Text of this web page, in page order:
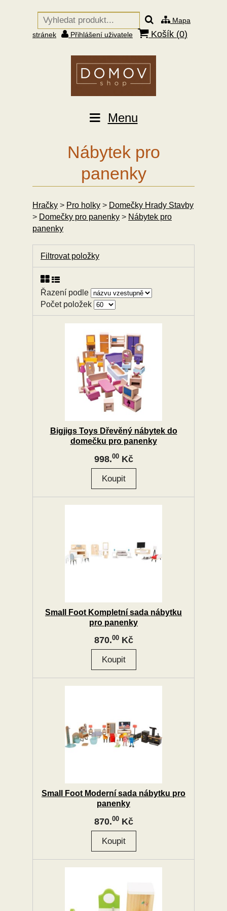
Mapa
stránek
Přihlášení uživatele Košík (0)
Menu
Nábytek pro
panenky
Hračky > Pro holky > Domečky Hrady Stavby
> Domečky pro panenky > Nábytek pro
panenky
Filtrovat položky
Řazení podle
Počet položek
Bigjigs Toys Dřevěný nábytek do
domečku pro panenky
998.00Kč
Small Foot Kompletní sada nábytku
pro panenky
870.00Kč
Small Foot Moderní sada nábytku pro
panenky
870.00Kč